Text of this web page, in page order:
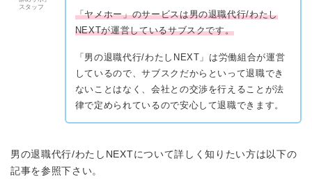
スタッフ
「ヤメホー」のサービスは男の退職代行/わたし
NEXTが運営しているサブスクです。
「男の退職代行/わたしNEXT」は労働組合が運営
しているので、サブスクだからといって退職でき
ないことはなく、会社との交渉を行えることが法
律で定められているので安心して退職できます。
男の退職代行/わたしNEXTについて詳しく知りたい方は以下の
記事を参照下さい。